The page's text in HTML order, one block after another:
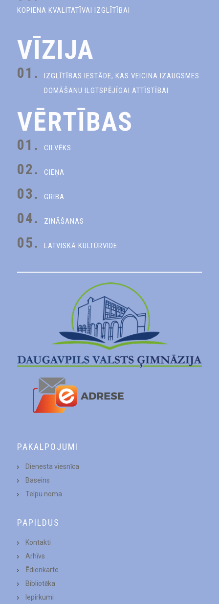
KOPIENA KVALITATĪVAI IZGLĪTĪBAI
VĪZIJA
01.
IZGLĪTĪBAS IESTĀDE, KAS VEICINA IZAUGSMES
DOMĀŠANU ILGTSPĒJĪGAI ATTĪSTĪBAI
VĒRTĪBAS
01. CILVĒKS
02. CIEŅA
03. GRIBA
04. ZINĀŠANAS
05. LATVISKĀ KULTŪRVIDE
PAKALPOJUMI
Dienesta viesnīca
Baseins
Telpu noma
PAPILDUS
Kontakti
Arhīvs
Ēdienkarte
Bibliotēka
Iepirkumi